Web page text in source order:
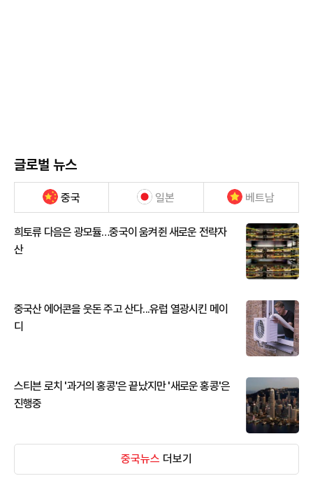
글로벌 뉴스
중국 일본 베트남
희토류 다음은 광모듈…중국이 움켜쥔 새로운 전략자
산
중국산 에어콘을 웃돈 주고 산다...유럽 열광시킨 메이
디
스티븐 로치 '과거의 홍콩'은 끝났지만 '새로운 홍콩'은
진행중
중국뉴스 더보기